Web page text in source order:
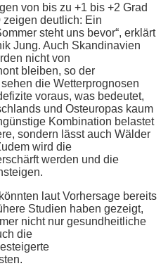
von bis zu +1 bis +2 Grad
deutlich: Ein
steht uns bevor“, erklärt
Jung. Auch Skandinavien
nicht von
bleiben, so der
die Wetterprognosen
voraus, was bedeutet,
und Osteuropas kaum
Kombination belastet
sondern lässt auch Wälder
wird die
werden und die
laut Vorhersage bereits
Studien haben gezeigt,
nicht nur gesundheitliche
die